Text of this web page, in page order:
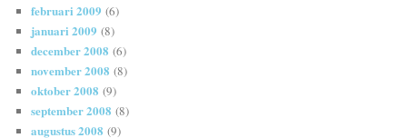
februari 2009 (6)
januari 2009 (8)
december 2008 (6)
november 2008 (8)
oktober 2008 (9)
september 2008 (8)
augustus 2008 (9)